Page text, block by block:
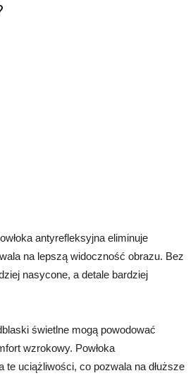
antyrefleksyjna eliminuje
na lepszą widoczność obrazu. Bez
nasycone, a detale bardziej
świetlne mogą powodować
wzrokowy. Powłoka
te uciążliwości, co pozwala na dłuższe